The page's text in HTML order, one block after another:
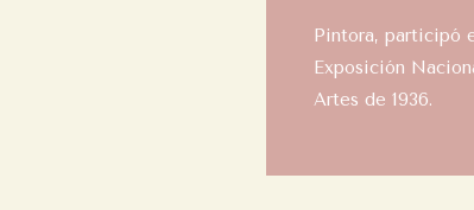
Pintora, participó
Exposición
Artes de 1936.